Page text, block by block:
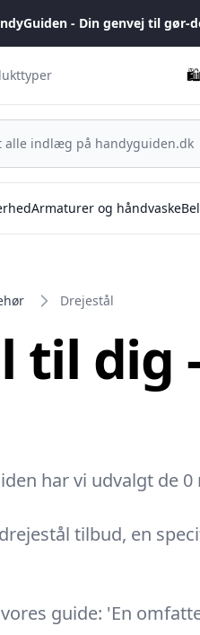
- Din genvej til gør-
🛍️
Armaturer og håndvaske
Drejestål
til dig
har vi udvalgt
tilbud, en
guide: 'En